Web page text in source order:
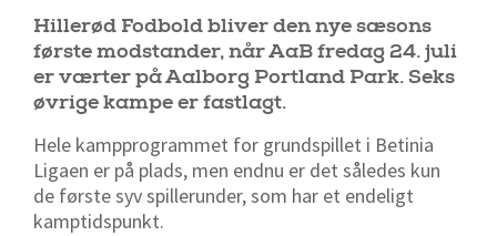
Hillerød Fodbold bliver den nye sæsons
første modstander, når AaB fredag 24. juli
er værter på Aalborg Portland Park. Seks
øvrige kampe er fastlagt.
Hele kampprogrammet for grundspillet i Betinia
Ligaen er på plads, men endnu er det således kun
de første syv spillerunder, som har et endeligt
kamptidspunkt.